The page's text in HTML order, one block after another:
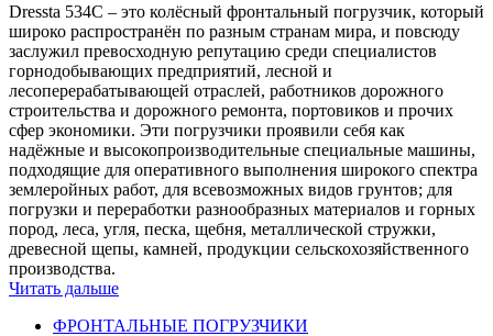
Dressta 534C – это колёсный фронтальный погрузчик, который
широко распространён по разным странам мира, и повсюду
заслужил превосходную репутацию среди специалистов
горнодобывающих предприятий, лесной и
лесоперерабатывающей отраслей, работников дорожного
строительства и дорожного ремонта, портовиков и прочих
сфер экономики. Эти погрузчики проявили себя как
надёжные и высокопроизводительные специальные машины,
подходящие для оперативного выполнения широкого спектра
землеройных работ, для всевозможных видов грунтов; для
погрузки и переработки разнообразных материалов и горных
пород, леса, угля, песка, щебня, металлической стружки,
древесной щепы, камней, продукции сельскохозяйственного
производства.
Читать дальше
ФРОНТАЛЬНЫЕ ПОГРУЗЧИКИ